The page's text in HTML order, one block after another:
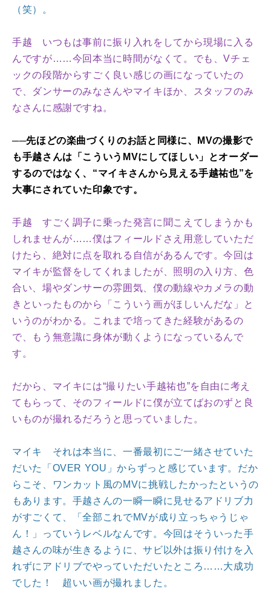
（笑）。
手越 いつもは事前に振り入れをしてから現場に入る
んですが……今回本当に時間がなくて。でも、Vチェ
ックの段階からすごく良い感じの画になっていたの
で、ダンサーのみなさんやマイキほか、スタッフのみ
なさんに感謝ですね。
──先ほどの楽曲づくりのお話と同様に、MVの撮影で
も手越さんは「こういうMVにしてほしい」とオーダー
するのではなく、“マイキさんから見える手越祐也”を
大事にされていた印象です。
手越 すごく調子に乗った発言に聞こえてしまうかも
しれませんが……僕はフィールドさえ用意していただ
けたら、絶対に点を取れる自信があるんです。今回は
マイキが監督をしてくれましたが、照明の入り方、色
合い、場やダンサーの雰囲気、僕の動線やカメラの動
きといったものから「こういう画がほしいんだな」と
いうのがわかる。これまで培ってきた経験があるの
で、もう無意識に身体が動くようになっているんで
す。
だから、マイキには“撮りたい手越祐也”を自由に考え
てもらって、そのフィールドに僕が立てばおのずと良
いものが撮れるだろうと思っていました。
マイキ それは本当に、一番最初にご一緒させていた
だいた「OVER YOU」からずっと感じています。だか
らこそ、ワンカット風のMVに挑戦したかったというの
もあります。手越さんの一瞬一瞬に見せるアドリブ力
がすごくて、「全部これでMVが成り立っちゃうじゃ
ん！」っていうレベルなんです。今回はそういった手
越さんの味が生きるように、サビ以外は振り付けを入
れずにアドリブでやっていただいたところ……大成功
でした！ 超いい画が撮れました。